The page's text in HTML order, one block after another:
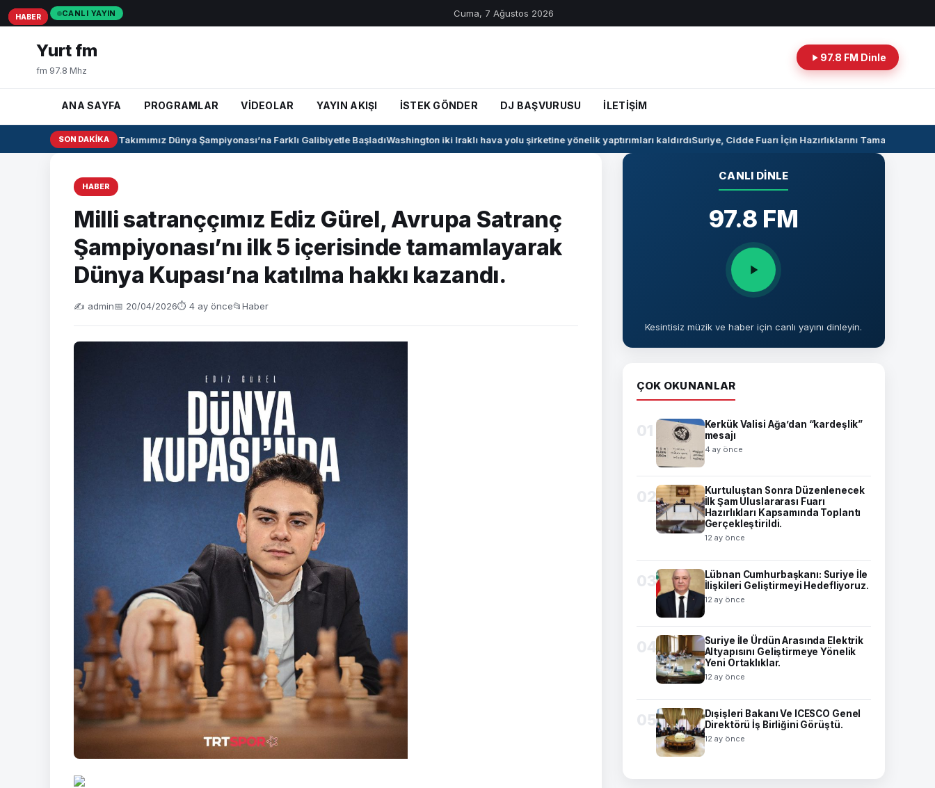
CANLI YAYIN Cuma, 7 Ağustos 2026
Yurt fm
fm 97.8 Mhz
97.8 FM Dinle
ANA SAYFA PROGRAMLAR VİDEOLAR YAYIN AKIŞI İSTEK GÖNDER DJ BAŞVURUSU İLETİŞİM
SON DAKIKA
U17 Kız Milli Takımımız Dünya Şampiyonası’na Farklı Galibiyetle BaşladıWashington iki Iraklı hava yolu şirketine yönelik yaptırımları kaldırdıSuriye, Cidde Fuarı İçin Hazırlıklarını Tamamlıyor
HABER
Milli satranççımız Ediz Gürel, Avrupa Satranç
Şampiyonası’nı ilk 5 içerisinde tamamlayarak
Dünya Kupası’na katılma hakkı kazandı.
✍️ admin📅 20/04/2026⏱ 4 ay önce📂Haber
HABER
HABER
HABER
CANLI DINLE
97.8 FM
Kesintisiz müzik ve haber için canlı yayını dinleyin.
ÇOK OKUNANLAR
01
Kerkük Valisi Ağa’dan “kardeşlik”
mesajı
4 ay önce
02
Kurtuluştan Sonra Düzenlenecek
İlk Şam Uluslararası Fuarı
Hazırlıkları Kapsamında Toplantı
Gerçekleştirildi.
12 ay önce
03
Lübnan Cumhurbaşkanı: Suriye İle
İlişkileri Geliştirmeyi Hedefliyoruz.
12 ay önce
04
Suriye İle Ürdün Arasında Elektrik
Altyapısını Geliştirmeye Yönelik
Yeni Ortaklıklar.
12 ay önce
05
Dışişleri Bakanı Ve ICESCO Genel
Direktörü İş Birliğini Görüştü.
12 ay önce